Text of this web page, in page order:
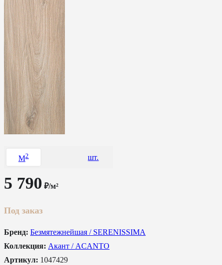
M2 шт.
5 790 ₽/м²
Под заказ
Бренд: Безмятежнейшая / SERENISSIMA
Коллекция: Акант / ACANTO
Артикул: 1047429